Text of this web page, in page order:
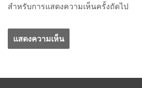
สำหรับการแสดงความเห็นครั้งถัดไป